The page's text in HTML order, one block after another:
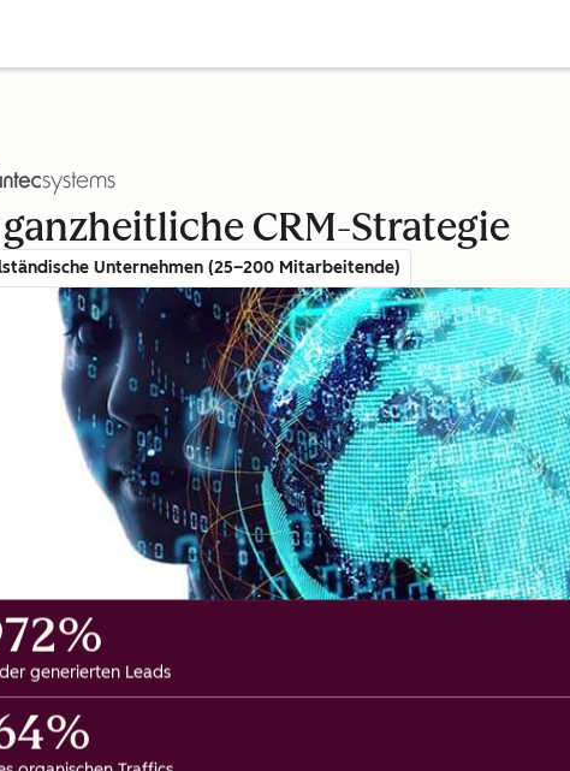
CRM-Strategie
Unternehmen (25–200 Mitarbeitende)
generierten Leads